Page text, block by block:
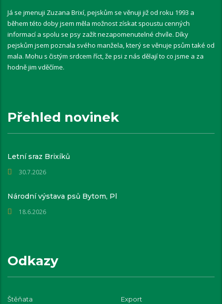
Já se jmenuji Zuzana Brixí, pejskům se věnuji již od roku 1993 a
během této doby jsem měla možnost získat spoustu cenných
informací a spolu se psy zažít nezapomenutelné chvíle. Díky
pejskům jsem poznala svého manžela, který se věnuje psům také od
mala. Mohu s čistým srdcem říct, že psi z nás dělají to co jsme a za
hodně jim vděčíme.
Přehled novinek
Letní sraz Brixíků
30.7.2026
Národní výstava psů Bytom, Pl
18.6.2026
Odkazy
Štěňata Export